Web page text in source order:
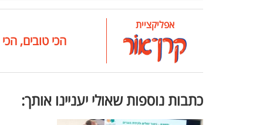
אפליקציית
הכי טובים,
כתבות נוספות שאולי יעניינו אותך: